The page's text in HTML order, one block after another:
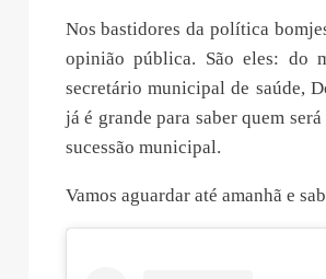
Nos bastidores da política
opinião pública. São eles: do
secretário municipal de saúde,
já é grande para saber quem
sucessão municipal.
Vamos aguardar até amanhã e